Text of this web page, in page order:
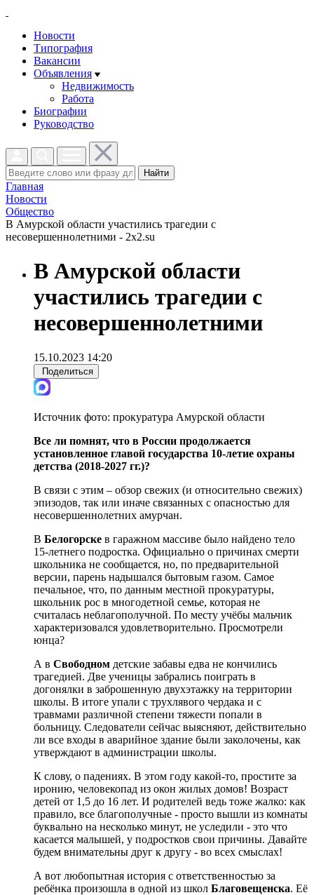
Новости
Типография
Вакансии
Объявления
Недвижимость
Работа
Биографии
Руководство
Найти
Главная
Новости
Общество
В Амурской области участились трагедии с
несовершеннолетними - 2x2.su
В Амурской области
участились трагедии с
несовершеннолетними
15.10.2023 14:20
Поделиться
Источник фото: прокуратура Амурской области
Все ли помнят, что в России продолжается
установленное главой государства 10-летие охраны
детства (2018-2027 гг.)?
В связи с этим – обзор свежих (и относительно свежих)
эпизодов, так или иначе связанных с опасностью для
несовершеннолетних амурчан.
В Белогорске в гаражном массиве было найдено тело
15-летнего подростка. Официально о причинах смерти
школьника не сообщается, но, по предварительной
версии, парень надышался бытовым газом. Самое
печальное, что, по данным местной прокуратуры,
школьник рос в многодетной семье, которая не
считалась неблагополучной. По месту учёбы мальчик
характеризовался удовлетворительно. Просмотрели
юнца?
А в Свободном детские забавы едва не кончились
трагедией. Две ученицы забрались поиграть в
догонялки в заброшенную двухэтажку на территории
школы. В итоге упали с трухлявого чердака и с
травмами различной степени тяжести попали в
больницу. Следователи сейчас выясняют, действительно
ли все входы в аварийное здание были заколочены, как
утверждают в администрации школы.
К слову, о падениях. В этом году какой-то, простите за
иронию, человекопад из окон жилых домов! Возраст
детей от 1,5 до 16 лет. И родителей ведь тоже жалко: как
правило, все благополучные - просто вышли из комнаты
буквально на несколько минут, не уследили - это что
касается малышей, у подростков свои причины. Давайте
будем внимательны друг к другу - во всех смыслах!
А вот любопытная история с ответственностью за
ребёнка произошла в одной из школ Благовещенска. Её